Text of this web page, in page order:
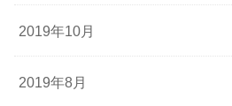
2019年10月
2019年8月